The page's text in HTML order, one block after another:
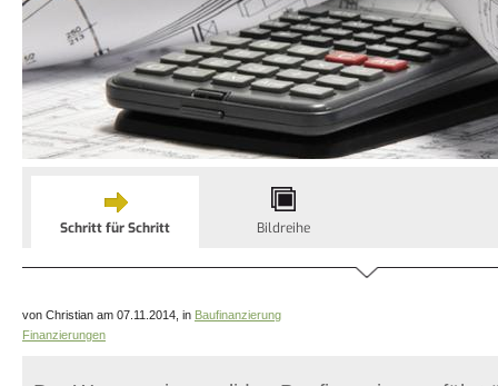
Schritt für Schritt Bildreihe
von Christian am 07.11.2014, in Baufinanzierung
Finanzierungen